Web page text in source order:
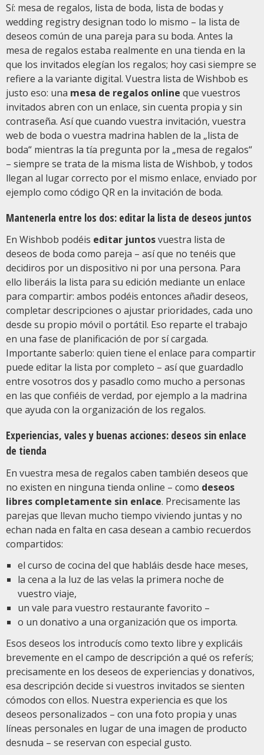
Sí: mesa de regalos, lista de boda, lista de bodas y
wedding registry designan todo lo mismo – la lista de
deseos común de una pareja para su boda. Antes la
mesa de regalos estaba realmente en una tienda en la
que los invitados elegían los regalos; hoy casi siempre se
refiere a la variante digital. Vuestra lista de Wishbob es
justo eso: una mesa de regalos online que vuestros
invitados abren con un enlace, sin cuenta propia y sin
contraseña. Así que cuando vuestra invitación, vuestra
web de boda o vuestra madrina hablen de la „lista de
boda“ mientras la tía pregunta por la „mesa de regalos“
– siempre se trata de la misma lista de Wishbob, y todos
llegan al lugar correcto por el mismo enlace, enviado por
ejemplo como código QR en la invitación de boda.
Mantenerla entre los dos: editar la lista de deseos juntos
En Wishbob podéis editar juntosvuestra lista de
deseos de boda como pareja – así que no tenéis que
decidiros por un dispositivo ni por una persona. Para
ello liberáis la lista para su edición mediante un enlace
para compartir: ambos podéis entonces añadir deseos,
completar descripciones o ajustar prioridades, cada uno
desde su propio móvil o portátil. Eso reparte el trabajo
en una fase de planificación de por sí cargada.
Importante saberlo: quien tiene el enlace para compartir
puede editar la lista por completo – así que guardadlo
entre vosotros dos y pasadlo como mucho a personas
en las que confiéis de verdad, por ejemplo a la madrina
que ayuda con la organización de los regalos.
Experiencias, vales y buenas acciones: deseos sin enlace
de tienda
En vuestra mesa de regalos caben también deseos que
no existen en ninguna tienda online – como deseos
libres completamente sin enlace. Precisamente las
parejas que llevan mucho tiempo viviendo juntas y no
echan nada en falta en casa desean a cambio recuerdos
compartidos:
el curso de cocina del que habláis desde hace meses,
la cena a la luz de las velas la primera noche de
vuestro viaje,
un vale para vuestro restaurante favorito –
o un donativo a una organización que os importa.
Esos deseos los introducís como texto libre y explicáis
brevemente en el campo de descripción a qué os referís;
precisamente en los deseos de experiencias y donativos,
esa descripción decide si vuestros invitados se sienten
cómodos con ellos. Nuestra experiencia es que los
deseos personalizados – con una foto propia y unas
líneas personales en lugar de una imagen de producto
desnuda – se reservan con especial gusto.